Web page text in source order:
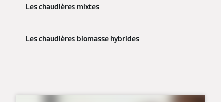
Les chaudières mixtes
Les chaudières biomasse hybrides